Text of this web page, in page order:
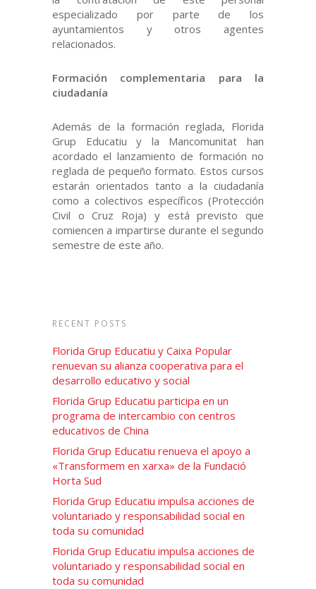
especializado por parte de los
ayuntamientos y otros agentes
relacionados.
Formación complementaria para la
ciudadanía
Además de la formación reglada, Florida
Grup Educatiu y la Mancomunitat han
acordado el lanzamiento de formación no
reglada de pequeño formato. Estos cursos
estarán orientados tanto a la ciudadanía
como a colectivos específicos (Protección
Civil o Cruz Roja) y está previsto que
comiencen a impartirse durante el segundo
semestre de este año.
RECENT POSTS
Florida Grup Educatiu y Caixa Popular
renuevan su alianza cooperativa para el
desarrollo educativo y social
Florida Grup Educatiu participa en un
programa de intercambio con centros
educativos de China
Florida Grup Educatiu renueva el apoyo a
«Transformem en xarxa» de la Fundació
Horta Sud
Florida Grup Educatiu impulsa acciones de
voluntariado y responsabilidad social en
toda su comunidad
Florida Grup Educatiu impulsa acciones de
voluntariado y responsabilidad social en
toda su comunidad